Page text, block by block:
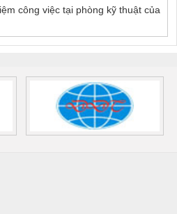
công việc tại phòng kỹ thuật của